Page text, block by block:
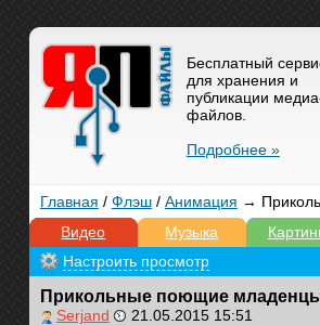
Бесплатный
для хранения и
публикации
файлов.
Подробнее »
Главная / Флэш/ Анимация →
Видео
Музыка
Настроить просмотр
Прикольные поющие
Serjand 21.05.2015 15:51